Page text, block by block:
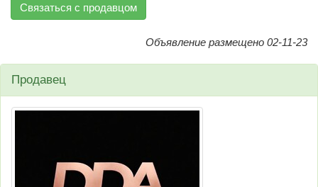
Связаться с продавцом
Объявление размещено 02-11-23
Продавец